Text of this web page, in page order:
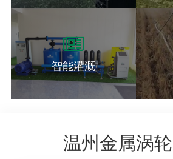
智能灌溉
温州金属涡